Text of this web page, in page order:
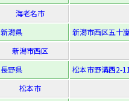
海老名市
新潟県
新潟市西区五十
新潟市西区
長野県
松本市野溝西2-
松本市